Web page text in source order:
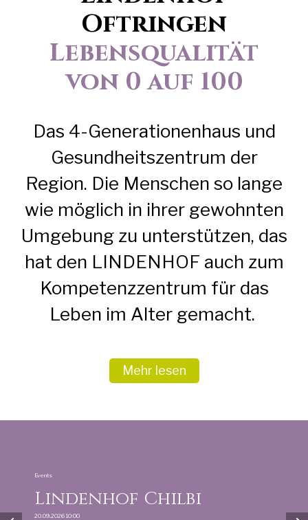
Oftringen
Lebensqualität
von 0 auf 100
Das 4-Generationenhaus und
Gesundheitszentrum der
Region. Die Menschen so lange
wie möglich in ihrer gewohnten
Umgebung zu unterstützen, das
hat den LINDENHOF auch zum
Kompetenzzentrum für das
Leben im Alter gemacht.
Mehr lesen
Events
Lindenhof Chilbi
20.09.2026 10:00